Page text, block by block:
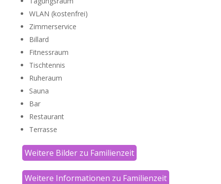
WLAN (kostenfrei)
Zimmerservice
Billard
Fitnessraum
Tischtennis
Ruheraum
Sauna
Bar
Restaurant
Terrasse
Weitere Bilder zu Familienzeit
Weitere Informationen zu Familienzeit